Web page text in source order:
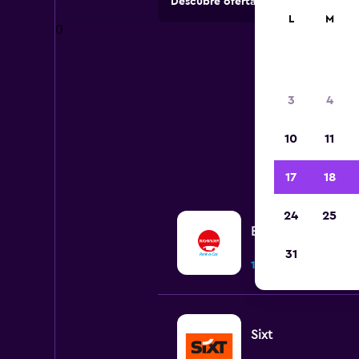
0
BUCHBINDER
1 punto de alquiler
Sixt
L M
3 4
10 11
17 18
24 25
31